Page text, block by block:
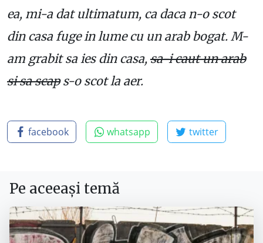
ea, mi-a dat ultimatum, ca daca n-o scot
din casa fuge in lume cu un arab bogat. M-
am grabit sa ies din casa, sa-i caut un arab
si sa scaps-o scot la aer.
facebook whatsapp twitter
Pe aceeași temă